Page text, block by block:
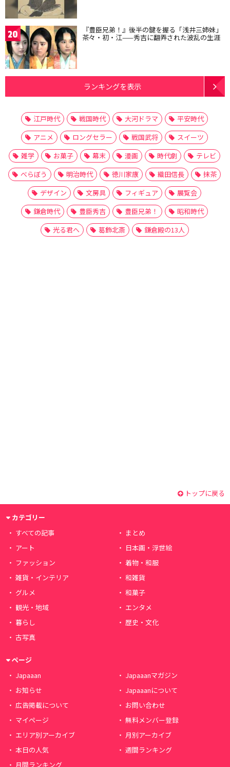
20 『豊臣兄弟！』後半の鍵を握る「浅井三姉妹」
茶々・初・江——秀吉に翻弄された波乱の生涯
ランキングを表示
江戸時代 戦国時代 大河ドラマ
平安時代
アニメ
ロングセラー 戦国武将
スイーツ
雑学
お菓子 幕末 漫画 時代劇
テレビ
べらぼう
明治時代 徳川家康 織田信長
抹茶
デザイン
文房具 フィギュア
展覧会
鎌倉時代
豊臣秀吉 豊臣兄弟！
昭和時代
光る君へ
葛飾北斎 鎌倉殿の13人
トップに戻る
カテゴリー
すべての記事
まとめ
アート
日本画・浮世絵
ファッション
着物・和服
雑貨・インテリア
和雑貨
グルメ
和菓子
観光・地域
エンタメ
暮らし
歴史・文化
古写真
ページ
Japaaan
Japaaanマガジン
お知らせ
Japaaanについて
広告掲載について
お問い合わせ
マイページ
無料メンバー登録
エリア別アーカイブ
月別アーカイブ
本日の人気
週間ランキング
月間ランキング